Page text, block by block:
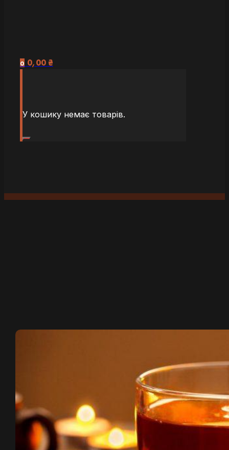
0 0,00 ₴
У кошику немає товарів.